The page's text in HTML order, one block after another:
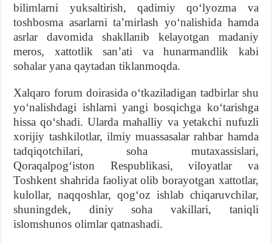
bilimlarni yuksaltirish, qadimiy qoʻlyozma va
toshbosma asarlarni taʼmirlash yoʻnalishida hamda
asrlar davomida shakllanib kelayotgan madaniy
meros, xattotlik sanʼati va hunarmandlik kabi
sohalar yana qaytadan tiklanmoqda.
Xalqaro forum doirasida oʻtkaziladigan tadbirlar shu
yoʻnalishdagi ishlarni yangi bosqichga koʻtarishga
hissa qoʻshadi. Ularda mahalliy va yetakchi nufuzli
xorijiy tashkilotlar, ilmiy muassasalar rahbar hamda
tadqiqotchilari, soha mutaxassislari,
Qoraqalpogʻiston Respublikasi, viloyatlar va
Toshkent shahrida faoliyat olib borayotgan xattotlar,
kulollar, naqqoshlar, qogʻoz ishlab chiqaruvchilar,
shuningdek, diniy soha vakillari, taniqli
islomshunos olimlar qatnashadi.